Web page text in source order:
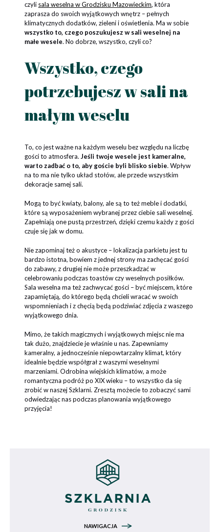
czyli sala weselna w Grodzisku Mazowieckim, która
zaprasza do swoich wyjątkowych wnętrz – pełnych
klimatycznych dodatków, zieleni i oświetlenia. Ma w sobie
wszystko to, czego poszukujesz w sali weselnej na
małe wesele. No dobrze, wszystko, czyli co?
Wszystko, czego
potrzebujesz w sali na
małym weselu
To, co jest ważne na każdym weselu bez względu na liczbę
gości to atmosfera.Jeśli twoje wesele jest kameralne,
warto zadbać o to, aby goście byli blisko siebie. Wpływ
na to ma nie tylko układ stołów, ale przede wszystkim
dekoracje samej sali.
Mogą to być kwiaty, balony, ale są to też meble i dodatki,
które są wyposażeniem wybranej przez ciebie sali weselnej.
Zapełniają one pustą przestrzeń, dzięki czemu każdy z gości
czuje się jak w domu.
Nie zapominaj też o akustyce – lokalizacja parkietu jest tu
bardzo istotna, bowiem z jednej strony ma zachęcać gości
do zabawy, z drugiej nie może przeszkadzać w
celebrowaniu podczas toastów czy weselnych posiłków.
Sala weselna ma też zachwycać gości – być miejscem, które
zapamiętają, do którego będą chcieli wracać w swoich
wspomnieniach i z chęcią będą podziwiać zdjęcia z waszego
wyjątkowego dnia.
Mimo, że takich magicznych i wyjątkowych miejsc nie ma
tak dużo, znajdziecie je właśnie u nas. Zapewniamy
kameralny, a jednocześnie niepowtarzalny klimat, który
idealnie będzie współgrał z waszymi weselnymi
marzeniami. Odrobina wiejskich klimatów, a może
romantyczna podróż po XIX wieku – to wszystko da się
zrobić w naszej Szklarni. Zresztą możecie to zobaczyć sami
odwiedzając nas podczas planowania wyjątkowego
przyjęcia!
NAWIGACJA